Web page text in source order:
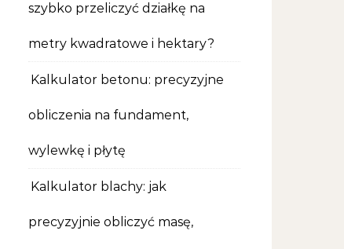
szybko przeliczyć działkę na
metry kwadratowe i hektary?
Kalkulator betonu: precyzyjne
obliczenia na fundament,
wylewkę i płytę
Kalkulator blachy: jak
precyzyjnie obliczyć masę,